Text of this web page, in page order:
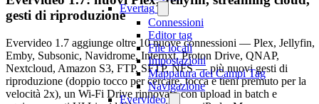
Evertag
Connessioni
Editor tag
File locali
Impostazioni
Mappatura dei Campi Tag
Navigazione
Evervideo
gesti di riproduzione
Evervideo 1.7 aggiunge oltre 10 nuove connessioni — Plex, Jellyfin,
Emby, Subsonic, Navidrome, Internxt, Proton Drive, QNAP,
Nextcloud, Amazon S3, FTP, SFTP, NFS — più nuovi gesti di
riproduzione (doppio tocco per cercare, tocca e tieni premuto per la
velocità 2x), un Wi-Fi Drive rinnovato con upload in batch e